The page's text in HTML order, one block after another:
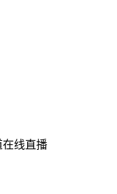
在线直播